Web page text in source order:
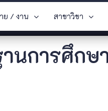
ย / งาน สาขาวิชา
นการศึกษ